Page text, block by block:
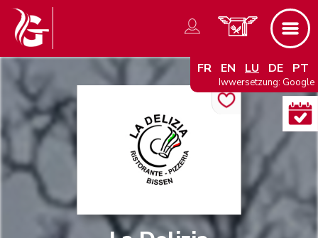
FR EN LU DE PT
Iwwersetzung: Google